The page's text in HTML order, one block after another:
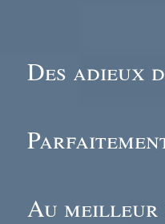
Des adieux
Au meilleur